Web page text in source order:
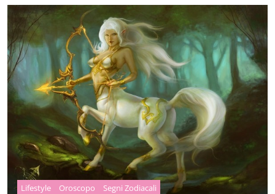
Lifestyle Oroscopo Segni Zodiacali